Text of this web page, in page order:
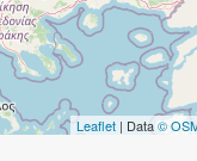
Leaflet | Data©